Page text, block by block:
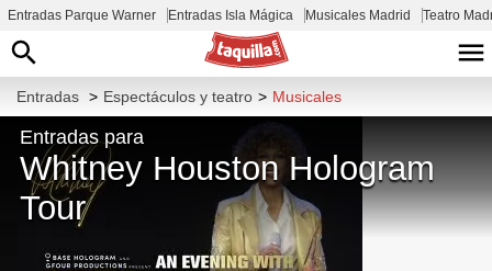
Entradas Parque Warner Entradas Isla Mágica Musicales Madrid Teatro
Entradas > Espectáculos y teatro > Musicales
Entradas para
Whitney Houston Hologram
Tour